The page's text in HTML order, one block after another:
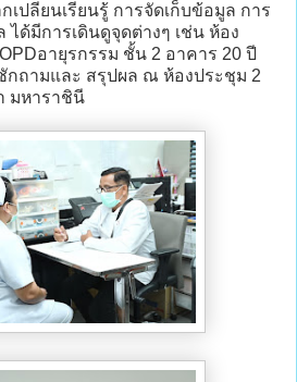
ปลียนเรียนรู้ การจัดเก็บข้อมูล การ
ได้มีการเดินดูจุดต่างๆ เช่น ห้อง
อายุรกรรม ชั้น 2 อาคาร 20 ปี
กถามและ สรุปผล ณ ห้องประชุม 2
มหาราชินี